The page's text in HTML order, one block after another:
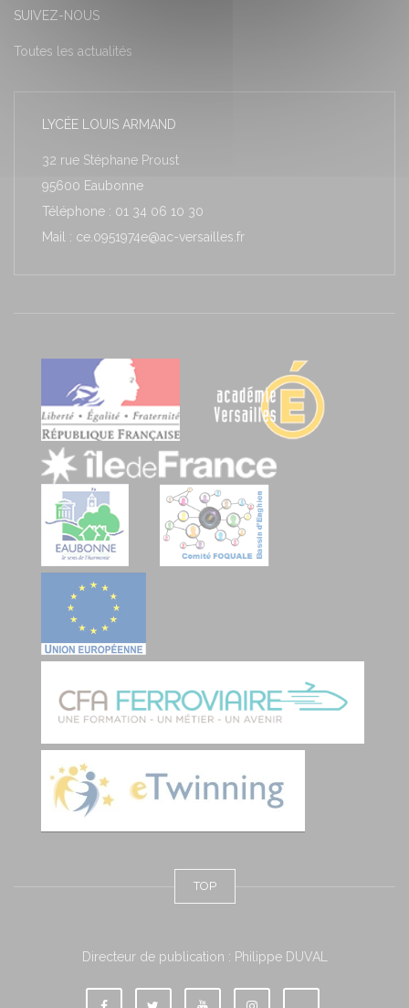
SUIVEZ-NOUS
Toutes les actualités
LYCÉE LOUIS ARMAND
32 rue Stéphane Proust
95600 Eaubonne
Téléphone : 01 34 06 10 30
Mail : ce.0951974e@ac-versailles.fr
TOP
Directeur de publication : Philippe DUVAL